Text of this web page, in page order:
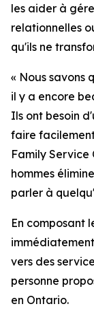
les aider à
relationnelles
qu'ils ne
« Nous savons
il y a encore
Ils ont besoin
faire
Family Service
hommes
parler à
En composant
vers des
personne
en Ontario.